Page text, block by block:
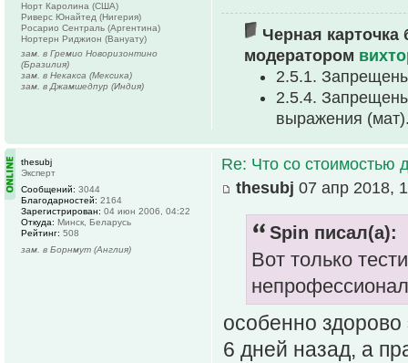
Черная карточка
модератором
2.5.1.
2.5.4.
выpажения
Норт Каролина (США)
Риверс Юнайтед (Нигерия)
Росарио Сентраль (Аргентина)
Нортерн Риджион (Вануату)
зам. в Гремио Новоризонтино
(Бразилия)
зам. в Некакса (Мексика)
зам. в Джамшедпур (Индия)
Re: Что со стоимостью
thesubj 07 апр 2018,
Spin писал(а):
Вот только
особенно здорово
6 дней назад, а
thesubj
Эксперт
Сообщений: 3044
Благодарностей: 2164
Зарегистрирован: 04 июн 2006, 04:22
Откуда: Минск, Беларусь
Рейтинг: 508
зам. в Борнмут (Англия)